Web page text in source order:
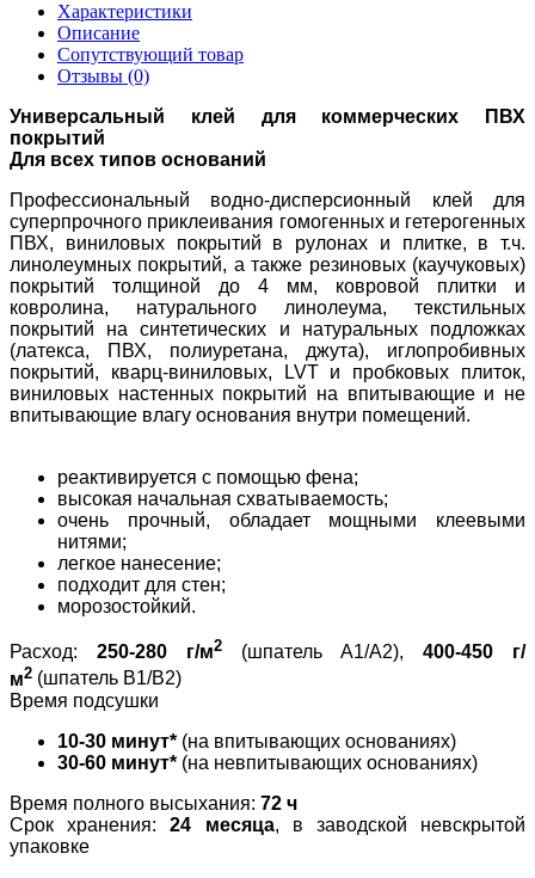
Характеристики
Описание
Сопутствующий товар
Отзывы (0)
Универсальный клей для коммерческих ПВХ
покрытий
Для всех типов оснований
Профессиональный водно-дисперсионный клей для
суперпрочного приклеивания гомогенных и гетерогенных
ПВХ, виниловых покрытий в рулонах и плитке, в т.ч.
линолеумных покрытий, а также резиновых (каучуковых)
покрытий толщиной до 4 мм, ковровой плитки и
ковролина, натурального линолеума, текстильных
покрытий на синтетических и натуральных подложках
(латекса, ПВХ, полиуретана, джута), иглопробивных
покрытий, кварц-виниловых, LVT и пробковых плиток,
виниловых настенных покрытий на впитывающие и не
впитывающие влагу основания внутри помещений.
реактивируется с помощью фена;
высокая начальная схватываемость;
очень прочный, обладает мощными клеевыми
нитями;
легкое нанесение;
подходит для стен;
морозостойкий.
Расход: 250-280 г/м2(шпатель A1/A2),400-450 г/
м2 (шпатель B1/B2)
Время подсушки
10-30 минут* (на впитывающих основаниях)
30-60 минут* (на невпитывающих основаниях)
Время полного высыхания: 72 ч
Срок хранения:24 месяца, в заводской невскрытой
упаковке